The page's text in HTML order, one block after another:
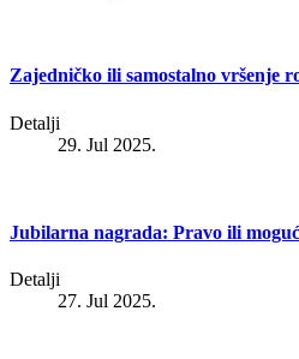
Zajedničko ili samostalno vršenje
Detalji
29. Jul 2025.
Jubilarna nagrada: Pravo ili
Detalji
27. Jul 2025.